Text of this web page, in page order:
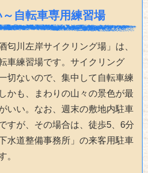
自転車専用練習場
匂川左岸サイクリング場」は、
車練習場です。サイクリング
切ないので、集中して自転車練
かも、まわりの山々の景色が最
いい。なお、週末の敷地内駐車
すが、その場合は、徒歩5、6分
水道整備事務所」の来客用駐車
。